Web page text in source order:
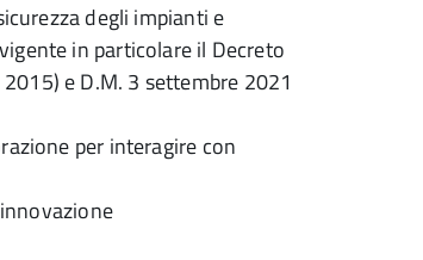
degli impianti e
in particolare il Decreto
e D.M. 3 settembre 2021
per interagire con